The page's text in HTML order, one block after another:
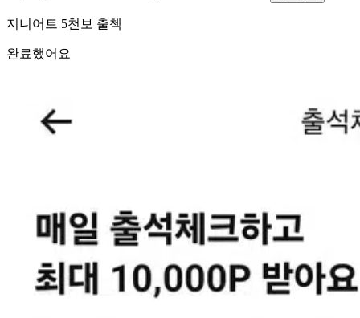
지니어트 5천보 출첵
완료했어요